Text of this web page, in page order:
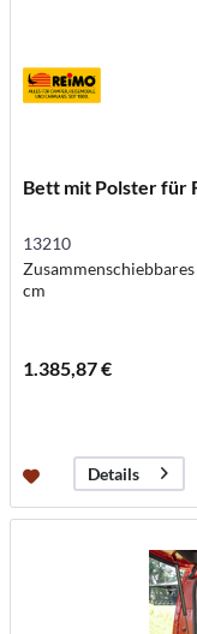
Bett mit Polster für
13210
cm
1.385,87 €
Details